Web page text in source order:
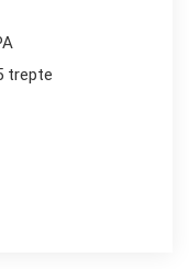
trepte